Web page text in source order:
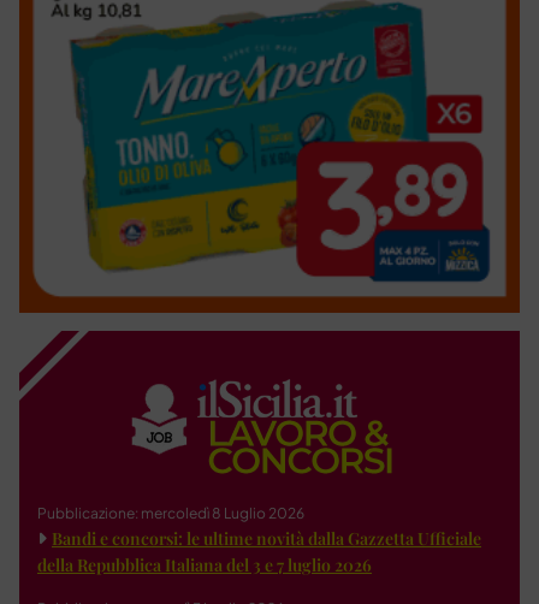
Pubblicazione: mercoledì 8 Luglio 2026
Bandi e concorsi: le ultime novità dalla Gazzetta Ufficiale
della Repubblica Italiana del 3 e 7 luglio 2026